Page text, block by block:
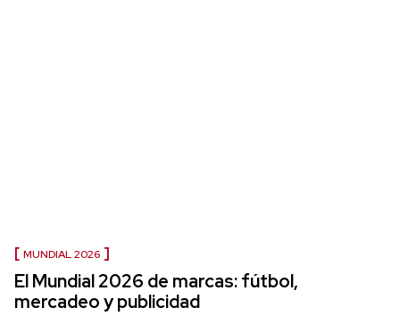
MUNDIAL 2026
El Mundial 2026 de marcas: fútbol,
mercadeo y publicidad